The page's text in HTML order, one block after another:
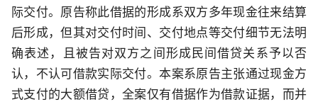
际交付。原告称此借据的形成系双方多年现金往来结算
后形成，但其对交付时间、交付地点等交付细节无法明
确表述，且被告对双方之间形成民间借贷关系予以否
认，不认可借款实际交付。本案系原告主张通过现金方
式支付的大额借贷，全案仅有借据作为借款证据，而并